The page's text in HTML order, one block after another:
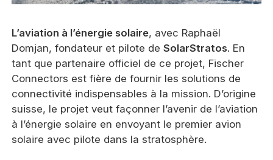
L’aviation à l’énergie solaire, avec Raphaël
Domjan, fondateur et pilote deSolarStratos. En
tant que partenaire officiel de ce projet, Fischer
Connectors est fière de fournir les solutions de
connectivité indispensables à la mission. D’origine
suisse, le projet veut façonner l’avenir de l’aviation
à l’énergie solaire en envoyant le premier avion
solaire avec pilote dans la stratosphère.